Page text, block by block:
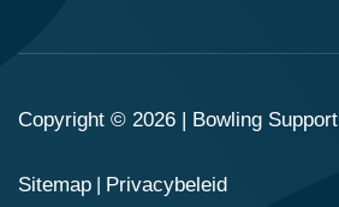
Copyright © 2026 | Bowling Support
Sitemap Privacybeleid